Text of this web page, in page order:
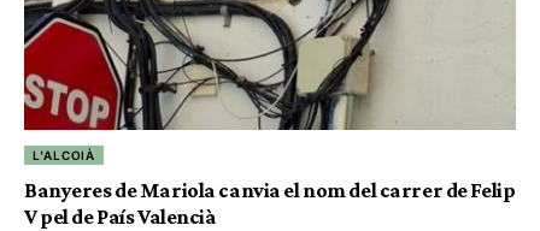
L'ALCOIÀ
Banyeres de Mariola canvia el nom del carrer de Felip
V pel de País Valencià